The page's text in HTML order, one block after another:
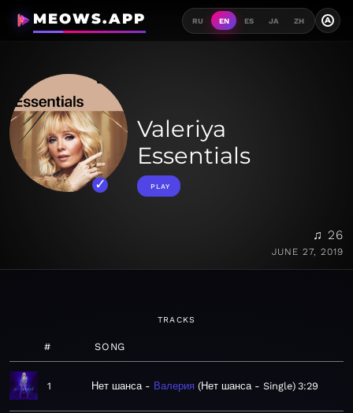
MEOWS.APP RU EN ES JA ZH A
Valeriya
Essentials
PLAY
♫ 26
JUNE 27, 2019
TRACKS
# SONG
1 Нет шанса Валерия Нет шанса - Single 3:29